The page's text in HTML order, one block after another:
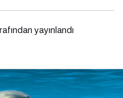
yayınlandı